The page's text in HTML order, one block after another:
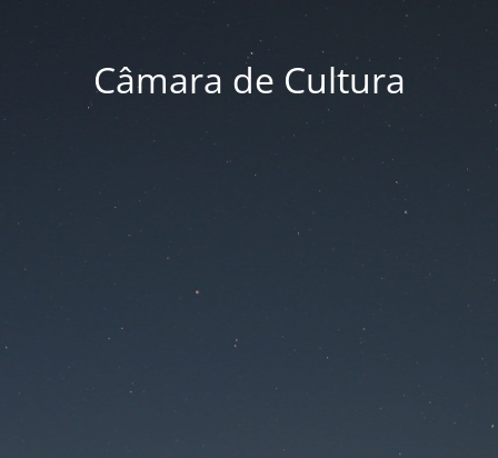
Câmara de Cultura